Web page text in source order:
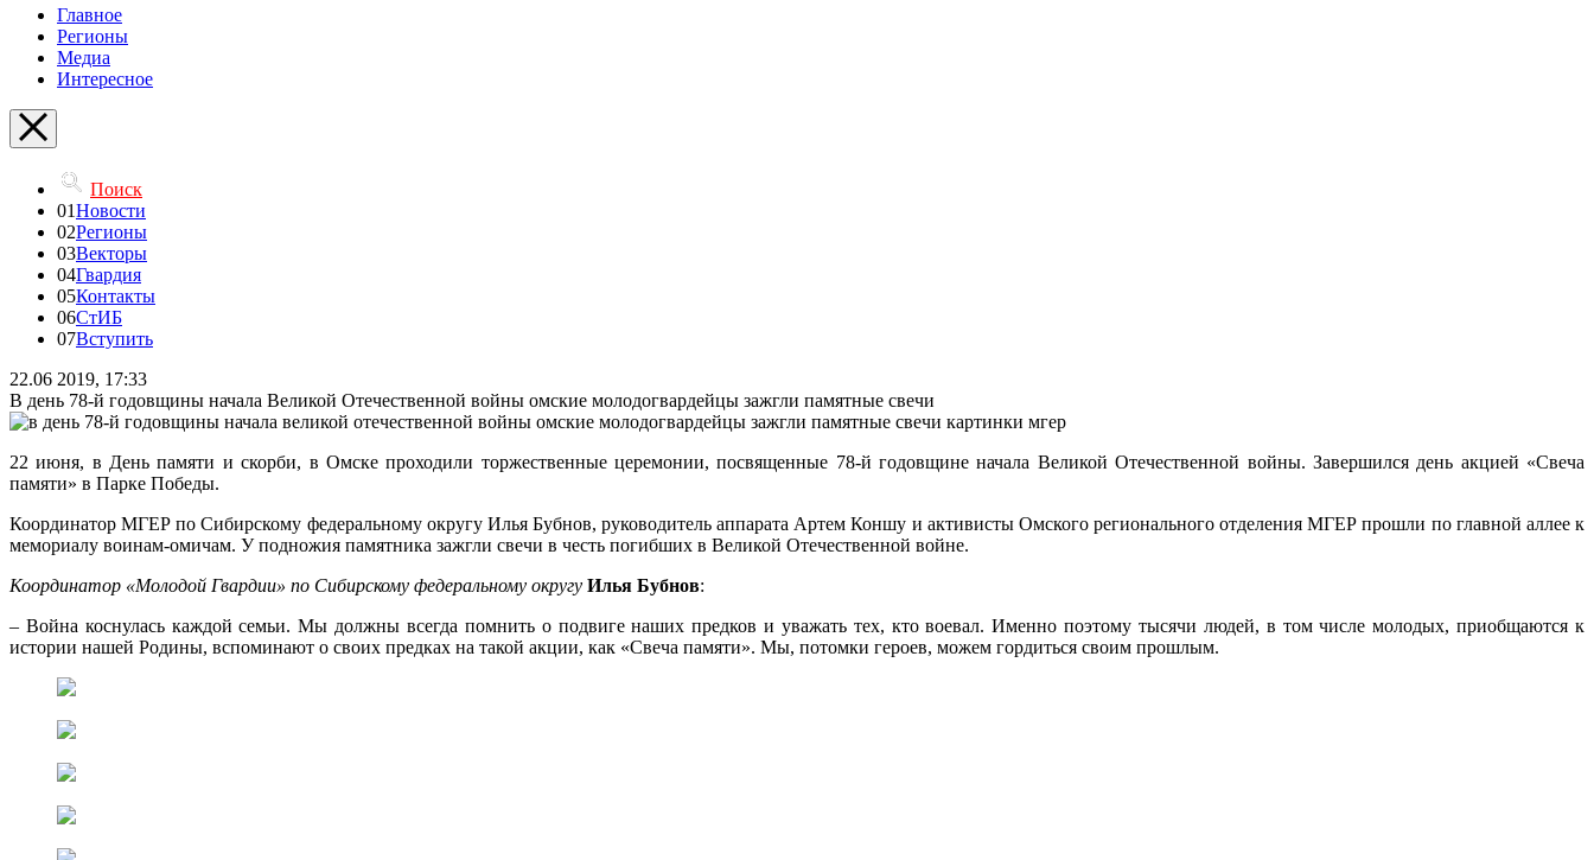
Главное
Регионы
Медиа
Интересное
Поиск
01Новости
02Регионы
03Векторы
04Гвардия
05Контакты
06СтИБ
07Вступить
22.06 2019, 17:33
В день 78-й годовщины начала Великой Отечественной войны омские молодогвардейцы зажгли памятные свечи
22 июня, в День памяти и скорби, в Омске проходили торжественные церемонии, посвященные 78-й годовщине начала Великой Отечественной войны. Завершился день акцией «Свеча
памяти» в Парке Победы.
Координатор МГЕР по Сибирскому федеральному округу Илья Бубнов, руководитель аппарата Артем Коншу и активисты Омского регионального отделения МГЕР прошли по главной аллее к
мемориалу воинам-омичам. У подножия памятника зажгли свечи в честь погибших в Великой Отечественной войне.
Координатор «Молодой Гвардии» по Сибирскому федеральному округу Илья Бубнов:
– Война коснулась каждой семьи. Мы должны всегда помнить о подвиге наших предков и уважать тех, кто воевал. Именно поэтому тысячи людей, в том числе молодых, приобщаются к
истории нашей Родины, вспоминают о своих предках на такой акции, как «Свеча памяти». Мы, потомки героев, можем гордиться своим прошлым.